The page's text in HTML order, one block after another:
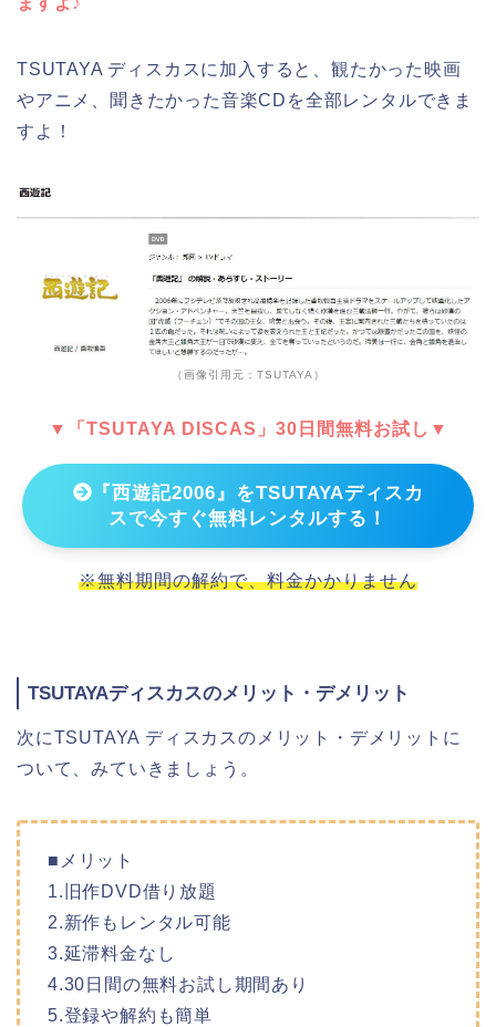
TSUTAYA ディスカスに加入すると、観たかった映画
やアニメ、聞きたかった音楽CDを全部レンタルできま
すよ！
（画像引用元：TSUTAYA）
▼「TSUTAYA DISCAS」30日間無料お試し▼
『西遊記2006』をTSUTAYAディスカ
スで今すぐ無料レンタルする！
※無料期間の解約で、料金かかりません
TSUTAYAディスカスのメリット・デメリット
次にTSUTAYA ディスカスのメリット・デメリットに
ついて、みていきましょう。
■メリット
1.旧作DVD借り放題
2.新作もレンタル可能
3.延滞料金なし
4.30日間の無料お試し期間あり
5.登録や解約も簡単